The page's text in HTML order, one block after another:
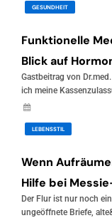
GESUNDHEIT
Funktionelle
Blick auf
Gastbeitrag von
ich meine
LEBENSSTIL
Wenn
Hilfe bei
Der Flur ist nur noch
ungeöffnete Briefe,